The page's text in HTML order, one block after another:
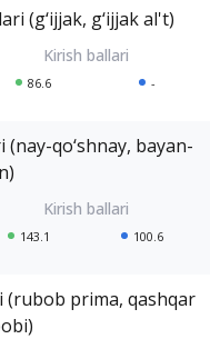
(g‘ijjak, g‘ijjak al't)
86.6 -
(nay-qo‘shnay, bayan-
143.1 100.6
(rubob prima, qashqar